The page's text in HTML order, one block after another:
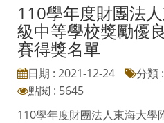
110學年度財團法
級中等學校獎勵優
賽得獎名單
日期 : 2021-12-24 分類 :
點閱 : 5645
110學年度財團法人東海大學